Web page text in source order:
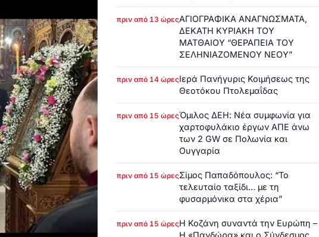
πριν από 13 ώρεςΑΓΙΟΓΡΑΦΙΚΑ ΑΝΑΓΝΩΣΜΑΤΑ,
ΔΕΚΑΤΗ ΚΥΡΙΑΚΗ ΤΟΥ
ΜΑΤΘΑΙΟΥ “ΘΕΡΑΠΕΙΑ ΤΟΥ
ΣΕΛΗΝΙΑΖΟΜΕΝΟΥ ΝΕΟΥ”
πριν από 14 ώρεςΙερά Πανήγυρις Κοιμήσεως της
Θεοτόκου Πτολεμαΐδας
πριν από 15 ώρεςΌμιλος ΔΕΗ: Νέα συμφωνία για
χαρτοφυλάκιο έργων ΑΠΕ άνω
των 2 GW σε Πολωνία και
Ουγγαρία
πριν από 15 ώρεςΣίμος Παπαδόπουλος: “Το
τελευταίο ταξίδι… με τη
φυσαρμόνικα στα χέρια”
πριν από 15 ώρεςΗ Κοζάνη συναντά την Ευρώπη –
Η «Πανδώρα» και ο Σύνδεσμος